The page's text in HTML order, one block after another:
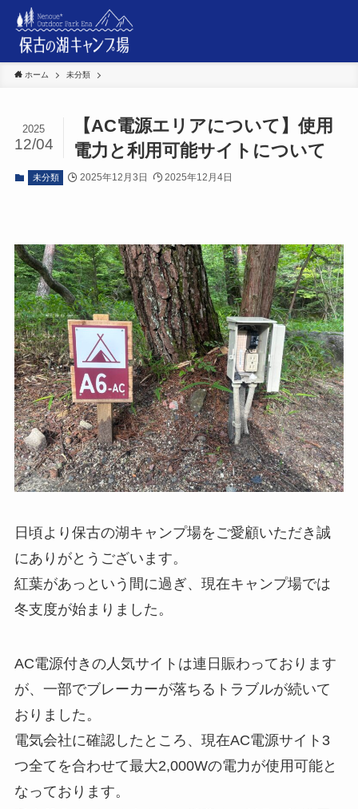
ホーム 未分類
【AC電源エリアについて】使用
電力と利用可能サイトについて
2025
12/04
未分類 2025年12月3日 2025年12月4日
日頃より保古の湖キャンプ場をご愛顧いただき誠
にありがとうございます。
紅葉があっという間に過ぎ、現在キャンプ場では
冬支度が始まりました。
AC電源付きの人気サイトは連日賑わっております
が、一部でブレーカーが落ちるトラブルが続いて
おりました。
電気会社に確認したところ、現在AC電源サイト3
つ全てを合わせて最大2,000Wの電力が使用可能と
なっております。